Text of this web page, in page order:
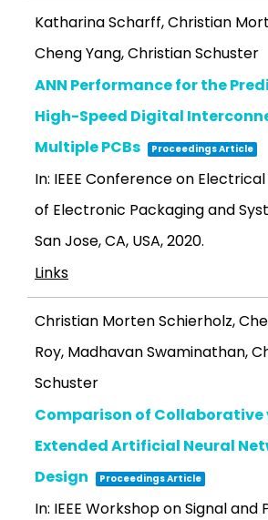
Katharina Scharff, Christian
Cheng Yang, Christian Schuster
ANN Performance for the
High-Speed Digital
Multiple PCBs
Proceedings Article
In: IEEE Conference on
of Electronic Packaging and
San Jose, CA, USA,2020.
Links
Christian Morten Schierholz,
Roy, Madhavan Swaminathan,
Schuster
Comparison of Collaborative
Extended Artificial Neural
Design
Proceedings Article
In: IEEE Workshop on Signal and